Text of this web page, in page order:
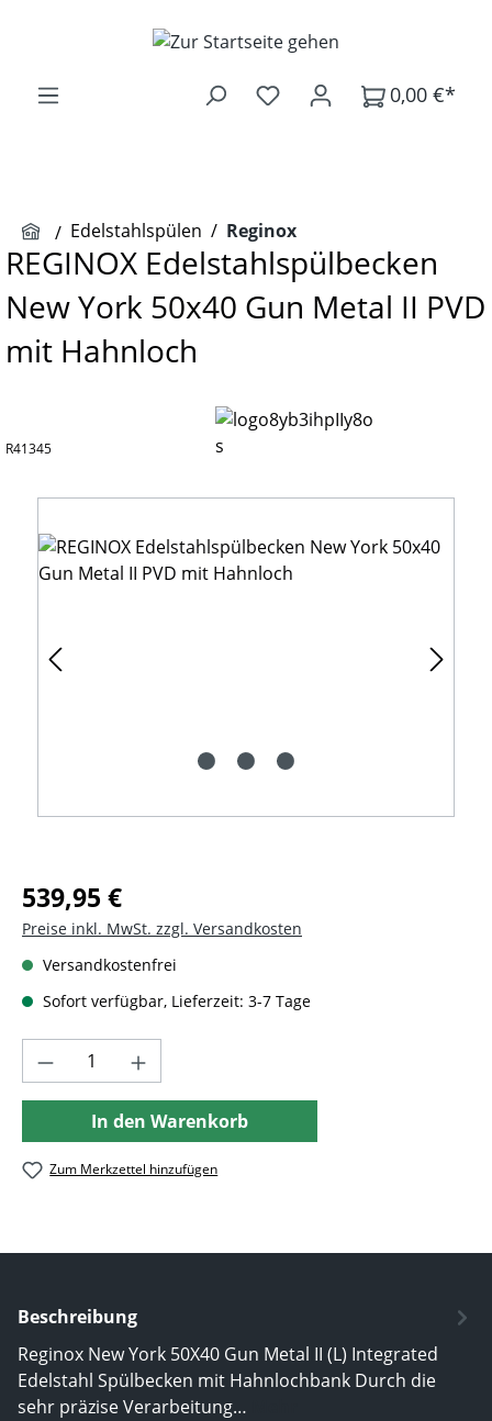
Zum Hauptinhalt springen
0,00 €*
Edelstahlspülen / Reginox
REGINOX Edelstahlspülbecken
New York 50x40 Gun Metal II PVD
mit Hahnloch
R41345
Regulärer Preis:
539,95 €
Preise inkl. MwSt. zzgl. Versandkosten
Versandkostenfrei
Sofort verfügbar, Lieferzeit: 3-7 Tage
Produkt Anzahl: Gib den gewünschten
In den Warenkorb
Zum Merkzettel hinzufügen
Beschreibung
Reginox New York 50X40 Gun Metal II (L) Integrated
Edelstahl Spülbecken mit Hahnlochbank Durch die
sehr präzise Verarbeitung…